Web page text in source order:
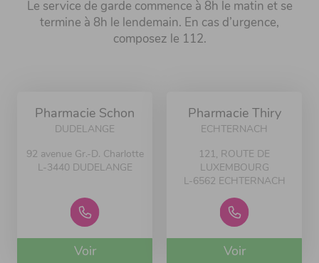
Le service de garde commence à 8h le matin et se
termine à 8h le lendemain. En cas d’urgence,
composez le 112.
Pharmacie Schon
DUDELANGE
92 avenue Gr.-D. Charlotte
L-3440 DUDELANGE
Voir
Pharmacie Thiry
ECHTERNACH
121, ROUTE DE
LUXEMBOURG
L-6562 ECHTERNACH
Voir